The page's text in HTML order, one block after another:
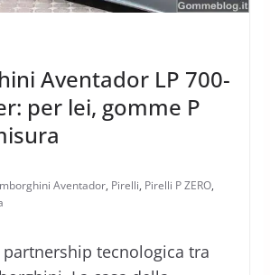
Aventador LP 700-
per lei, gomme P
Aventador, Pirelli, Pirelli P ZERO,
partnership tecnologica tra